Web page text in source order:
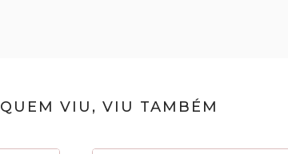
QUEM VIU, VIU TAMBÉM